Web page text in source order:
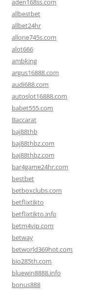
aden168ss.com
allbestbet
allbet24hr
allone745s.com
alot666
ambking
argus16888.com
audi688.com
autoslot16888.com
babet555.com
Baccarat
baj88thb
baj88thbz.com
baj88thbz.com
bar4game24hr.com
bestbet
betboxclubs.com
betflixtikto
betflixtikto.info
betm4vip.com
betway
betworld369hot.com
bio285th.com
bluewin8888.info
bonus888